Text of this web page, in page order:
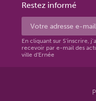
Restez informé
En cliquant sur S'inscrire,
recevoir par e-mail des
ville d'Ernée